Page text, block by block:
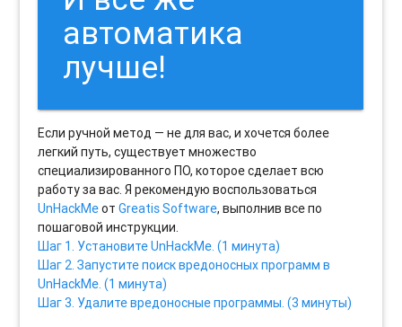
автоматика
лучше!
Если ручной метод — не для вас, и хочется более
легкий путь, существует множество
специализированного ПО, которое сделает всю
работу за вас. Я рекомендую воспользоваться
UnHackMeотGreatis Software, выполнив все по
пошаговой инструкции.
Шаг 1. Установите UnHackMe. (1 минута)
Шаг 2. Запустите поиск вредоносных программ в
UnHackMe. (1 минута)
Шаг 3. Удалите вредоносные программы. (3 минуты)